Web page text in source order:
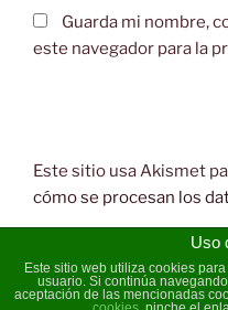
Guarda mi nombre,
este navegador para la
Este sitio usa Akismet
cómo se procesan los
Política de cookies
Uso
Este sitio web utiliza cookies
usuario. Si continúa
aceptación de las mencionadas